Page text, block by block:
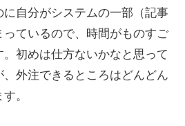
に自分がシステムの一部（記事
っているので、時間がものすご
初めは仕方ないかなと思って
外注できるところはどんどん
。